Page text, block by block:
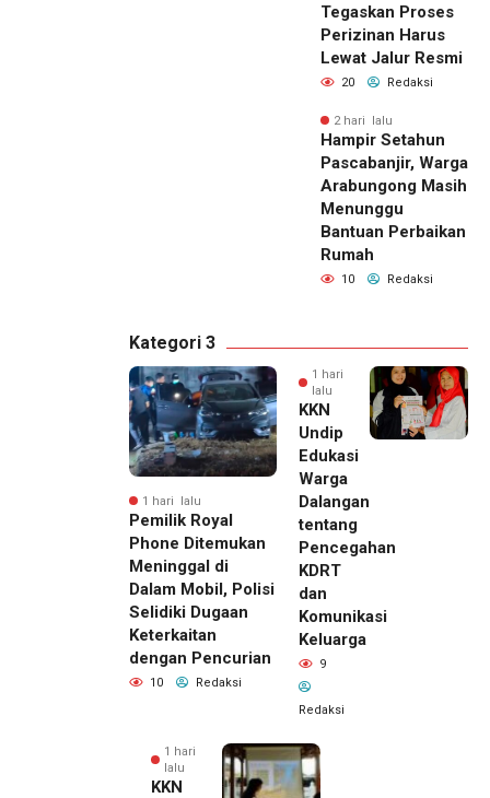
Tegaskan Proses
Perizinan Harus
Lewat Jalur Resmi
20 Redaksi
2 hari lalu
Hampir Setahun
Pascabanjir, Warga
Arabungong Masih
Menunggu
Bantuan Perbaikan
Rumah
10 Redaksi
Kategori 3
1 hari lalu
Pemilik Royal
Phone Ditemukan
Meninggal di
Dalam Mobil, Polisi
Selidiki Dugaan
Keterkaitan
dengan Pencurian
10 Redaksi
1 hari
lalu
KKN
Undip
Edukasi
Warga
Dalangan
tentang
Pencegahan
KDRT
dan
Komunikasi
Keluarga
9
Redaksi
1 hari
lalu
KKN